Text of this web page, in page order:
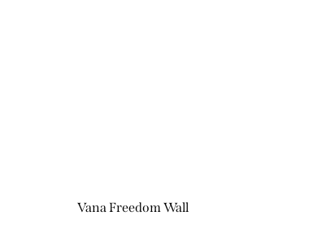
Vana Freedom Wall